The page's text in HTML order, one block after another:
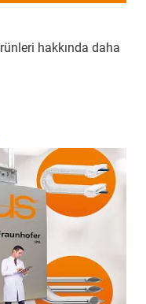
hakkında daha